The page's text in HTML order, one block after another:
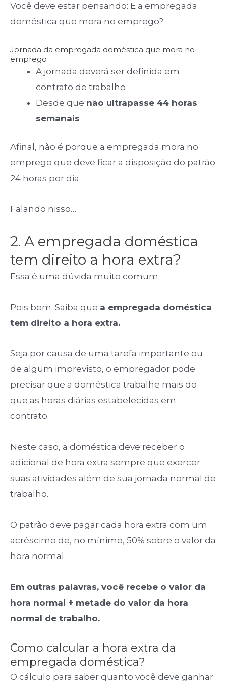
Você deve estar pensando: E a empregada
doméstica que mora no emprego?
Jornada da empregada doméstica que mora no
emprego
A jornada deverá ser definida em
contrato de trabalho
Desde que não ultrapasse 44 horas
semanais
Afinal, não é porque a empregada mora no
emprego que deve ficar a disposição do patrão
24 horas por dia.
Falando nisso…
2. A empregada doméstica
tem direito a hora extra?
Essa é uma dúvida muito comum.
Pois bem. Saiba que a empregada doméstica
tem direito a hora extra.
Seja por causa de uma tarefa importante ou
de algum imprevisto, o empregador pode
precisar que a doméstica trabalhe mais do
que as horas diárias estabelecidas em
contrato.
Neste caso, a doméstica deve receber o
adicional de hora extra sempre que exercer
suas atividades além de sua jornada normal de
trabalho.
O patrão deve pagar cada hora extra com um
acréscimo de, no mínimo, 50% sobre o valor da
hora normal.
Em outras palavras, você recebe o valor da
hora normal + metade do valor da hora
normal de trabalho.
Como calcular a hora extra da
empregada doméstica?
O cálculo para saber quanto você deve ganhar